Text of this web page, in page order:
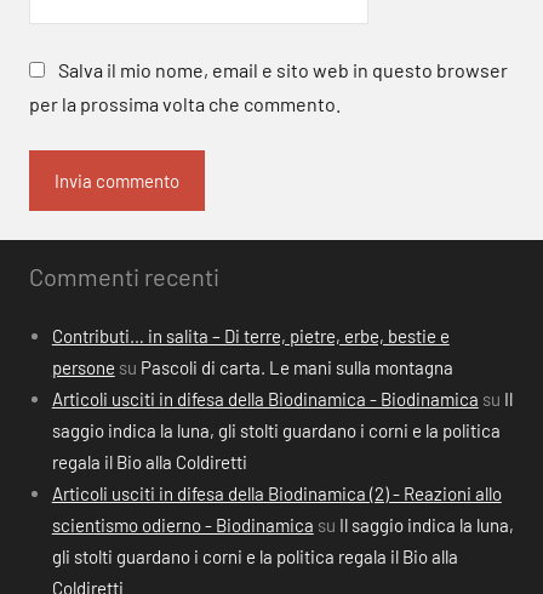
Salva il mio nome, email e sito web in questo browser
per la prossima volta che commento.
Commenti recenti
Contributi… in salita – Di terre, pietre, erbe, bestie e
persone su Pascoli di carta. Le mani sulla montagna
Articoli usciti in difesa della Biodinamica - Biodinamica su Il
saggio indica la luna, gli stolti guardano i corni e la politica
regala il Bio alla Coldiretti
Articoli usciti in difesa della Biodinamica (2) - Reazioni allo
scientismo odierno - Biodinamica su Il saggio indica la luna,
gli stolti guardano i corni e la politica regala il Bio alla
Coldiretti